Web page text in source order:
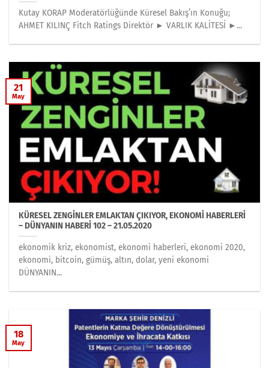
Kutay KORAP Moderatörlüğünde Küresel Bakış’ın Konuğu;
AHMET KILINÇ Fitch Ratings Direktör ► VARLIK KALİTESİ ►...
KÜRESEL ZENGİNLER EMLAKTAN ÇIKIYOR, EKONOMİ HABERLERİ
– DÜNYANIN HABERİ 102 – 21.05.2020
ekonomik kriz, ekonomist, ekonomi haberleri, ekonomi 2020,
ekonomi, bitcoin, gümüş, altın, dolar, yeni ekonomi
DÜNYANIN...
21
May
18
May